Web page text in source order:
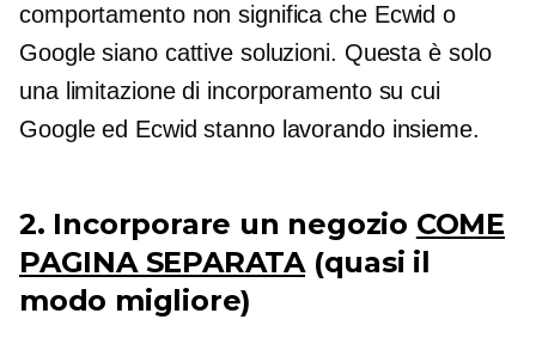
comportamento non significa che Ecwid o
Google siano cattive soluzioni. Questa è solo
una limitazione di incorporamento su cui
Google ed Ecwid stanno lavorando insieme.
2. Incorporare un negozio COME
PAGINA SEPARATA(quasi il
modo migliore)